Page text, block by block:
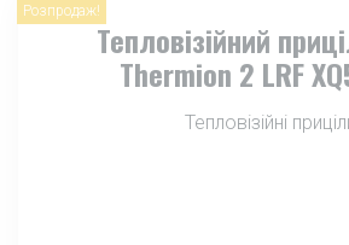
Розпродаж!
Тепловізійний
Thermion 2 LRF
Тепловізійні